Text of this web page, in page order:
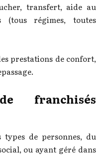
transfert, aide au
régimes, toutes
prestations de confort,
franchisés
types de personnes, du
ou ayant géré dans